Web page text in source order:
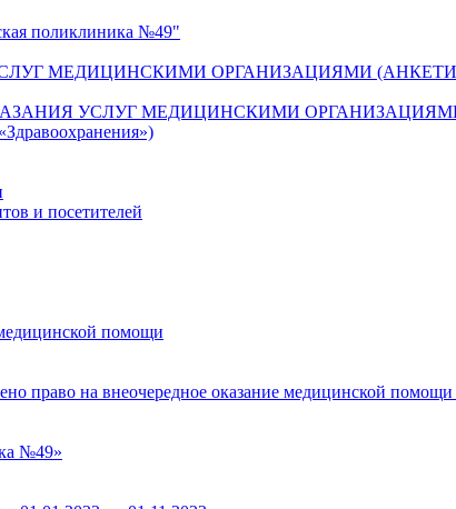
поликлиника №49"
МЕДИЦИНСКИМИ ОРГАНИЗАЦИЯМИ
УСЛУГ МЕДИЦИНСКИМИ
и посетителей
помощи
право на внеочередное оказание медицинской
№49»